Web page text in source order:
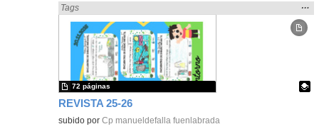
REVISTA 25-26
Encontrado «Periódicos y revistas» en:
Tags
la
…
Contenido educativo.
subido porCp manueldefalla fuenlabrada
72 páginas